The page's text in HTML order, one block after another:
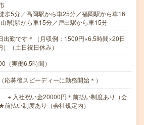
歩5分／高岡駅から車25分／福岡駅から車16
県)駅から車15分／戸出駅から車15分
出勤です＊（月収例：1500円×6.5時間×20日
）（土日祝日休み）
（実働6.5時間）
応募後スピーディーに勤務開始＊）
＋入社祝い金20000円＊前払い制度あり（会
払い制度あり（会社規定内）